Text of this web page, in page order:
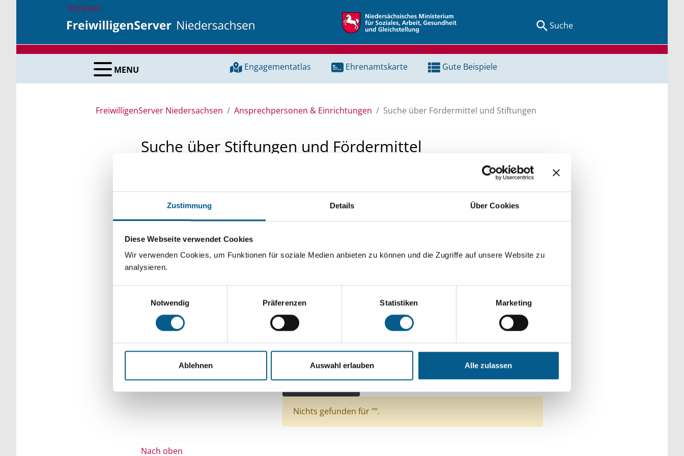
Zustimmung Details Über Cookies
Diese Webseite verwendet Cookies
Wir verwenden Cookies, um Funktionen für soziale Medien anbieten zu können und die Zugriffe auf unsere Website zu
analysieren.
Notwendig
Präferenzen Statistiken Marketing
Ablehnen Auswahl erlauben Alle zulassen
Vorlesen
Suche
MENU Engagementatlas Ehrenamtskarte Gute Beispiele
FreiwilligenServer Niedersachsen Ansprechpersonen & Einrichtungen Suche über Fördermittel und Stiftungen
Suche über Stiftungen und Fördermittel
Sie suchen finanzielle Unterstützung für ein Projekt oder ein Vorhaben? Hier können Sie direkt über
unsere Fördermitteldatenbank und Stiftungsdatenbank recherchieren. Bei der Suche bitte die Groß- und
Kleinschreibung beachten.
Bitte Suchbegriff eingeben. Ergebnisse können durch die Wahl von Bereichen oder Kategorien
verfeinert werden.
Suchen
Aktive Filter:
Themen: Wohlfahrtswesen
Themen: Kunst & Kultur
Themen: Heimatpflege
Themen: Bürgerschaftliches Engagement
Nichts gefunden für "".
Nach oben